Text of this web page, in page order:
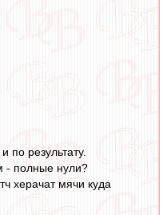
результату.
- полные нули?
херачат мячи куда